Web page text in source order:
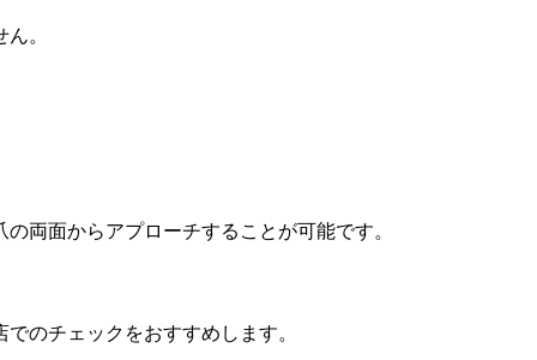
。
両面からアプローチすることが可能です。
のチェックをおすすめします。